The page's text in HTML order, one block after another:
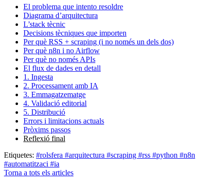
El problema que intento resoldre
Diagrama d’arquitectura
L’stack tècnic
Decisions tècniques que importen
Per què RSS + scraping (i no només un dels dos)
Per què n8n i no Airflow
Per què no només APIs
El flux de dades en detall
1. Ingesta
2. Processament amb IA
3. Emmagatzematge
4. Validació editorial
5. Distribució
Errors i limitacions actuals
Pròxims passos
Reflexió final
Etiquetes: #rolsfera #arquitectura #scraping #rss #python #n8n
#automatitzaci #ia
Torna a tots els articles